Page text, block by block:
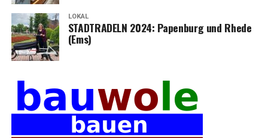
LOKAL
STADTRADELN 2024: Papen­burg und Rhe­de
(Ems)